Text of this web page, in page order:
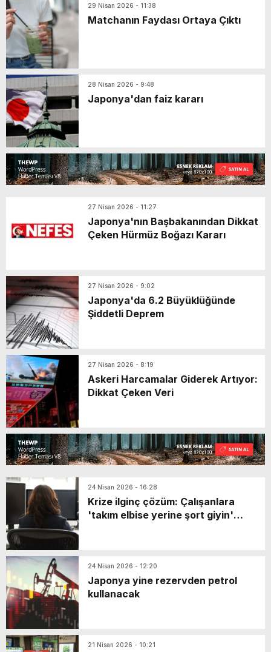
29 Nisan 2026 - 11:38
Matchanın Faydası Ortaya Çıktı
28 Nisan 2026 - 9:48
Japonya'dan faiz kararı
27 Nisan 2026 - 11:27
Japonya'nın Başbakanından Dikkat
Çeken Hürmüz Boğazı Kararı
27 Nisan 2026 - 9:02
Japonya'da 6.2 Büyüklüğünde
Şiddetli Deprem
27 Nisan 2026 - 8:19
Askeri Harcamalar Giderek Artıyor:
Dikkat Çeken Veri
24 Nisan 2026 - 16:28
Krize ilginç çözüm: Çalışanlara
'takım elbise yerine şort giyin'
24 Nisan 2026 - 12:20
Japonya yine rezervden petrol
kullanacak
21 Nisan 2026 - 10:21